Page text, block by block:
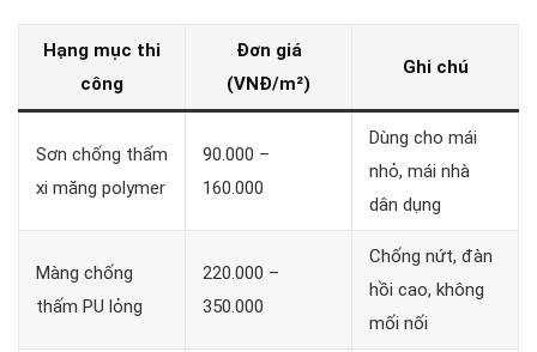
Hạng mục thi
công
Đơn giá
(VNĐ/m²)
Ghi chú
Sơn chống thấm
xi măng polymer
90.000 –
160.000
Dùng cho mái
nhỏ, mái nhà
dân dụng
Màng chống
thấm PU lỏng
220.000 –
350.000
Chống nứt, đàn
hồi cao, không
mối nối